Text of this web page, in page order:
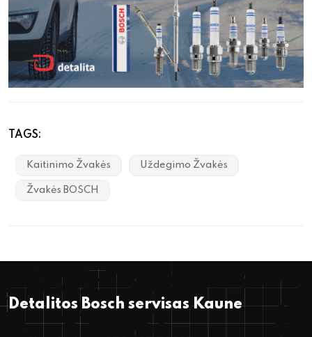
TAGS:
Kaitinimo Žvakės Uždegimo Žvakės
Žvakės BOSCH
Detalitos Bosch servisas Kaune